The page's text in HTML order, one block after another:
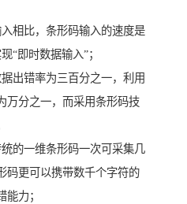
相比，条形码输入的速度是
“即时数据输入”；
出错率为三百分之一，利用
万分之一，而采用条形码技
的一维条形码一次可采集几
码更可以携带数千个字符的
力；